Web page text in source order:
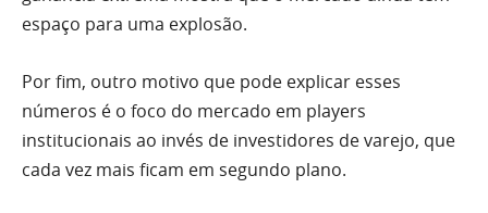
espaço para uma explosão.
Por fim, outro motivo que pode explicar esses
números é o foco do mercado em players
institucionais ao invés de investidores de varejo, que
cada vez mais ficam em segundo plano.